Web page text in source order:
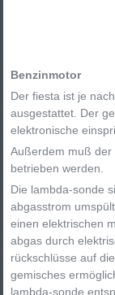
Benzinmotor
Der fiesta ist je
ausgestattet. Der
elektronische
Außerdem muß der
betrieben werden.
Die lambda-sonde
abgasstrom
einen elektrischen
abgas durch
rückschlüsse auf
gemisches
lambda-sonde